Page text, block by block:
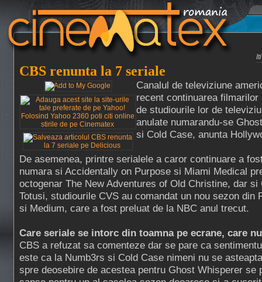
CBS renunta la 7 seriale
Canalul de televiziune
recent continuarea
de studiourile lor de
anulate numarandu-se
si Cold Case, anunta
De asemenea, printre serialele a caror continuare a
numara si Accidentally on Purpose si Miami Medical
octogenar The New Adventures of Old Christine, dar si
Totusi, studiourile CVS au comandat un nou sezon din
si Medium, care a fost preluat de la NBC anul trecut.
Care seriale se intorc din toamna pe ecrane, care
CBS a refuzat sa comenteze dar se pare ca
este ca la Numb3rs si Cold Case nimeni nu se
spre deosebire de acestea pentru Ghost Whisperer se